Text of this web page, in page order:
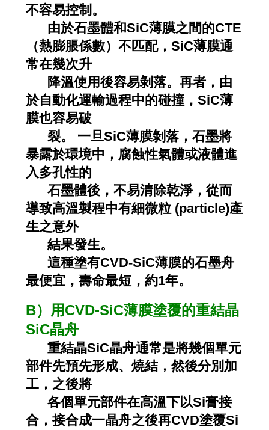
不容易控制。
由於石墨體和SiC薄膜之間的CTE
（熱膨脹係數）不匹配，SiC薄膜通
常在幾次升
降溫使用後容易剝落。再者，由
於自動化運輸過程中的碰撞，SiC薄
膜也容易破
裂。 一旦SiC薄膜剝落，石墨將
暴露於環境中，腐蝕性氣體或液體進
入多孔性的
石墨體後，不易清除乾淨，從而
導致高溫製程中有細微粒 (particle)產
生之意外
結果發生。
這種塗有CVD-SiC薄膜的石墨舟
最便宜，壽命最短，約1年。
B）用CVD-SiC薄膜塗覆的重結晶
SiC晶舟
重結晶SiC晶舟通常是將幾個單元
部件先預先形成、燒結，然後分別加
工，之後將
各個單元部件在高溫下以Si膏接
合，接合成一晶舟之後再CVD塗覆Si